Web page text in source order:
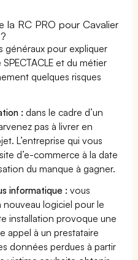
la RC PRO pour Cavalier
généraux pour expliquer
et du métier
quelques risques
: dans le cadre d’un
pas à livrer en
L’entreprise qui vous
d’e-commerce à la date
du manque à gagner.
informatique : vous
nouveau logiciel pour le
installation provoque une
appel à un prestataire
données perdues à partir